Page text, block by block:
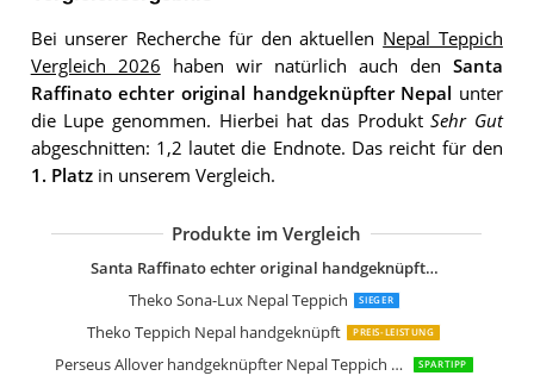
Bei unserer Recherche für den aktuellen Nepal Teppich
Vergleich 2026 haben wir natürlich auch den Santa
Raffinato echter original handgeknüpfter Nepal unter
die Lupe genommen. Hierbei hat das ProduktSehr Gut
abgeschnitten: 1,2 lautet die Endnote. Das reicht für den
1. Platzin unserem Vergleich.
Produkte im Vergleich
Santa Raffinato echter original handgeknüpfter Nepal
Theko Sona-Lux Nepal Teppich
SIEGER
Theko Teppich Nepal handgeknüpft PREIS-LEISTUNG
Perseus Allover handgeknüpfter Nepal Teppich Wolle SPARTIPP
Steffensmeier Nepal Teppich